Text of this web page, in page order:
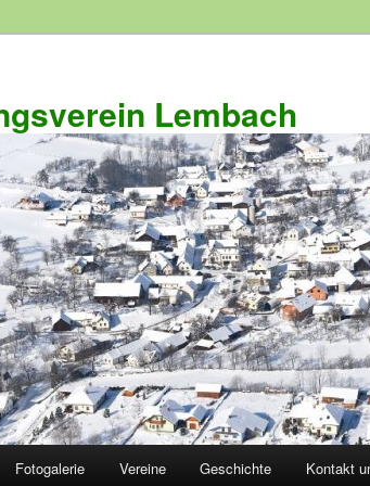
Lembach
Fotogalerie Vereine Geschichte Kontakt